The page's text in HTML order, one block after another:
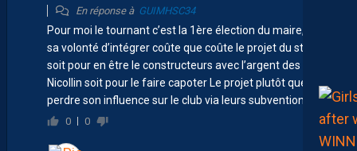
En réponse à GUIMHSC34
Pour moi le tournant c’est la 1ère élection du maire, et
sa volonté d’intégrer coûte que coûte le projet du stade
soit pour en être le constructeurs avec l’argent des
Nicollin soit pour le faire capoter Le projet plutôt que de
perdre son influence sur le club via leurs subventions !
0 0